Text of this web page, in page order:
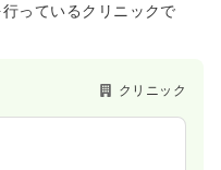
っているクリニックで
クリニック